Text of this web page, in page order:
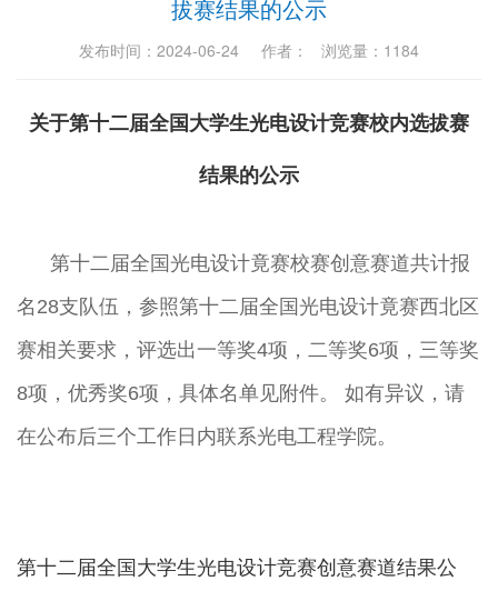
拔赛结果的公示
发布时间：2024-06-24 作者： 浏览量： 1184
关于第十二届全国大学生光电设计竞赛校内选拔赛
结果的公示
第十二届全国光电设计竟赛校赛创意赛道共计报
名 28支队伍，参照第十二届全国光电设计竟赛西北区
赛相关要求，评选出一等奖4项，二等奖6项，三等奖
8项， 优秀奖6项， 具体名单见附件。
如有异议，请
在公布后三个工作日内联系光电工程学院。
第十二届全国大学生光电设计竞赛创意赛道结果公